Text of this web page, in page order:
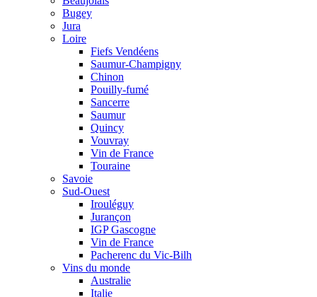
Bugey
Jura
Loire
Fiefs Vendéens
Saumur-Champigny
Chinon
Pouilly-fumé
Sancerre
Saumur
Quincy
Vouvray
Vin de France
Touraine
Savoie
Sud-Ouest
Irouléguy
Jurançon
IGP Gascogne
Vin de France
Pacherenc du Vic-Bilh
Vins du monde
Australie
Italie